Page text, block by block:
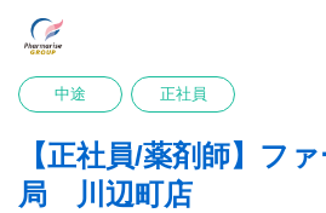
中途 正社員
【正社員/薬剤師】フ
局 川辺町店